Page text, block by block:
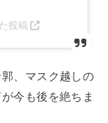
投稿
、マスク越しの
今も後を絶ちま